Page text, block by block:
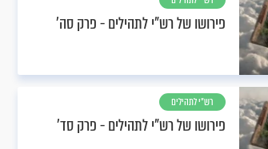
פירושו של רש"י לתהילים - פרק סה’
רש"י לתהילים
פירושו של רש"י לתהילים - פרק סד’